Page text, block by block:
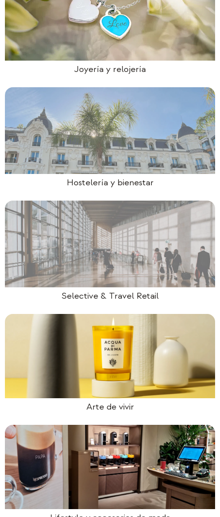
Joyería y relojería
Hostelería y bienestar
Selective & Travel Retail
Arte de vivir